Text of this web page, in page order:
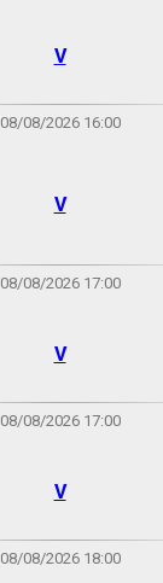
V
08/08/2026 16:00
V
08/08/2026 17:00
V
08/08/2026 17:00
V
08/08/2026 18:00